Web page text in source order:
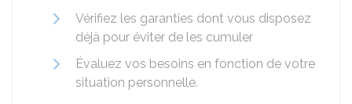
Vérifiez les garanties dont vous disposez
déjà pour éviter de les cumuler
Évaluez vos besoins en fonction de votre
situation personnelle.